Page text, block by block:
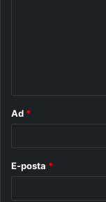
Ad *
E-posta *